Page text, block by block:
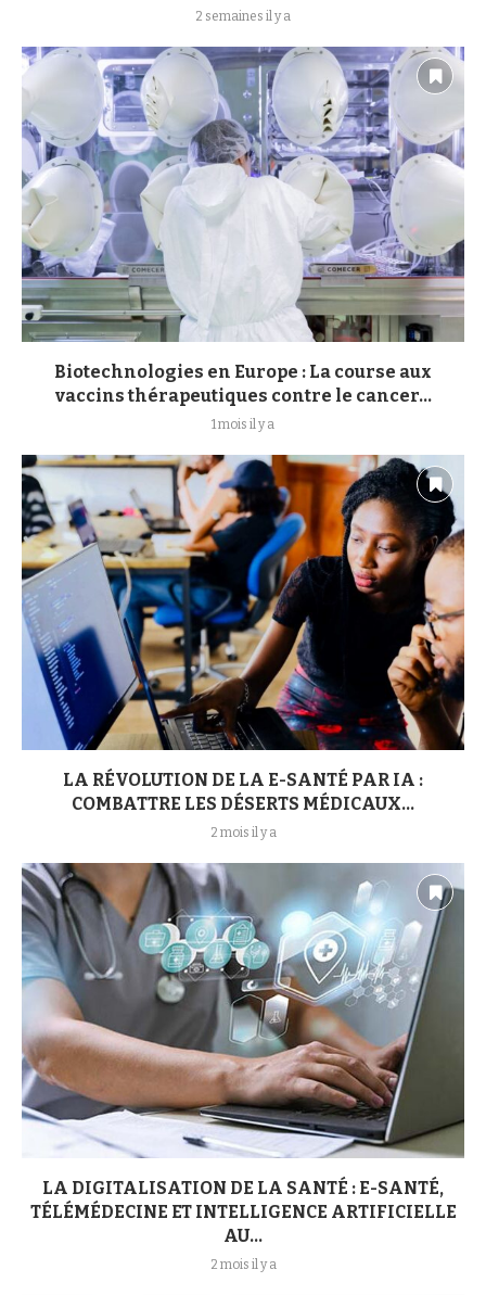
2 semaines il y a
Biotechnologies en Europe : La course aux
vaccins thérapeutiques contre le cancer...
1 mois il y a
LA RÉVOLUTION DE LA E-SANTÉ PAR IA :
COMBATTRE LES DÉSERTS MÉDICAUX...
2 mois il y a
LA DIGITALISATION DE LA SANTÉ : E-SANTÉ,
TÉLÉMÉDECINE ET INTELLIGENCE ARTIFICIELLE
AU...
2 mois il y a